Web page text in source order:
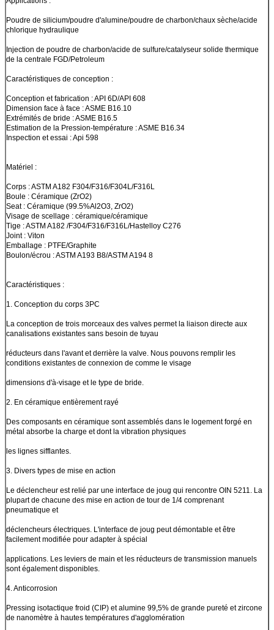
Poudre de silicium/poudre d'alumine/poudre de charbon/chaux sèche/acide
chlorique hydraulique
Injection de poudre de charbon/acide de sulfure/catalyseur solide thermique
de la centrale FGD/Petroleum
Caractéristiques de conception :
Conception et fabrication : API 6D/API 608
Dimension face à face : ASME B16.10
Extrémités de bride : ASME B16.5
Estimation de la Pression-température : ASME B16.34
Inspection et essai : Api 598
Matériel :
Corps : ASTM A182 F304/F316/F304L/F316L
Boule : Céramique (ZrO2)
Seat : Céramique (99.5%Al2O3, ZrO2)
Visage de scellage : céramique/céramique
Tige : ASTM A182 /F304/F316/F316L/Hastelloy C276
Joint : Viton
Emballage : PTFE/Graphite
Boulon/écrou : ASTM A193 B8/ASTM A194 8
Caractéristiques :
1. Conception du corps 3PC
La conception de trois morceaux des valves permet la liaison directe aux
canalisations existantes sans besoin de tuyau
réducteurs dans l'avant et derrière la valve. Nous pouvons remplir les
conditions existantes de connexion de comme le visage
dimensions d'à-visage et le type de bride.
2. En céramique entièrement rayé
Des composants en céramique sont assemblés dans le logement forgé en
métal absorbe la charge et dont la vibration physiques
les lignes sifflantes.
3. Divers types de mise en action
Le déclencheur est relié par une interface de joug qui rencontre OIN 5211. La
plupart de chacune des mise en action de tour de 1/4 comprenant
pneumatique et
déclencheurs électriques. L'interface de joug peut démontable et être
facilement modifiée pour adapter à spécial
applications. Les leviers de main et les réducteurs de transmission manuels
sont également disponibles.
4. Anticorrosion
Pressing isotactique froid (CIP) et alumine 99,5% de grande pureté et zircone
de nanomètre à hautes températures d'agglomération